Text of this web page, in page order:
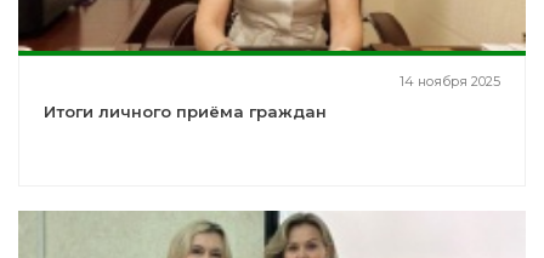
14 ноября 2025
Итоги личного приёма граждан